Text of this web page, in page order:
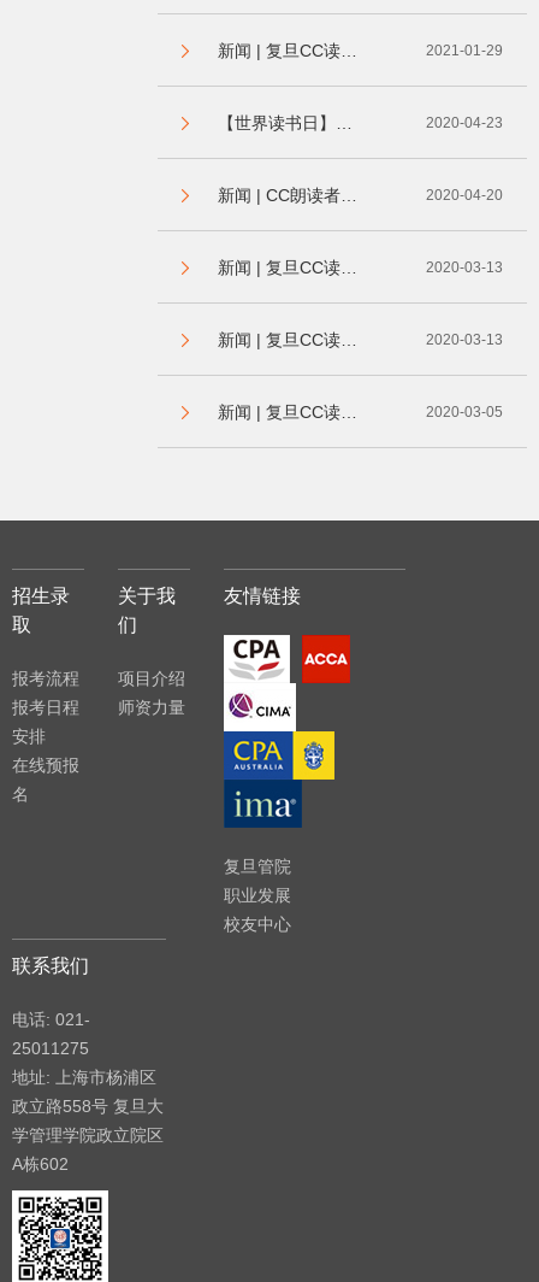
2021-01-29
2020-04-23
2020-04-20
2020-03-13
2020-03-13
2020-03-05
招生录
取
报考流程
报考日程
安排
在线预报
名
关于我
们
项目介绍
师资力量
友情链接
复旦管院
职业发展
校友中心
联系我们
电话: 021-
25011275
地址: 上海市杨浦区
政立路558号 复旦大
学管理学院政立院区
A栋602